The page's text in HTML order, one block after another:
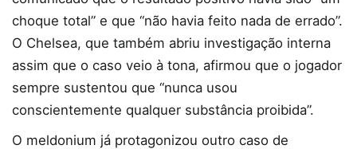
choque total” e que “não havia feito nada de errado”.
O Chelsea, que também abriu investigação interna
assim que o caso veio à tona, afirmou que o jogador
sempre sustentou que “nunca usou
conscientemente qualquer substância proibida”.
O meldonium já protagonizou outro caso de